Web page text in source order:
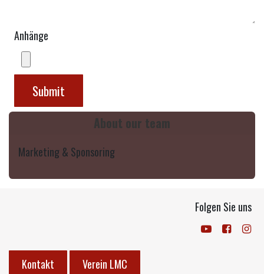
Anhänge
Submit
About our team
Marketing & Sponsoring
Folgen Sie uns
Kontakt Verein LMC